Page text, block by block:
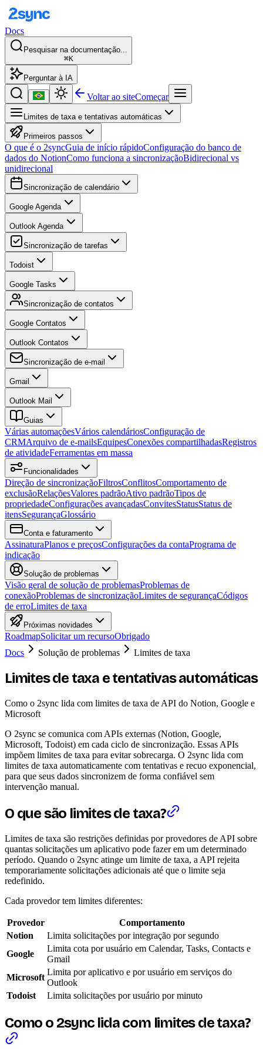
Docs
Pesquisar na documentação...
⌘K
Perguntar à IA
Voltar ao siteComeçar
Limites de taxa e tentativas automáticas
Primeiros passos
O que é o 2syncGuia de início rápidoConfiguração do banco de
dados do NotionComo funciona a sincronizaçãoBidirecional vs
unidirecional
Sincronização de calendário
Google Agenda
Outlook Agenda
Sincronização de tarefas
Todoist
Google Tasks
Sincronização de contatos
Google Contatos
Outlook Contatos
Sincronização de e-mail
Gmail
Outlook Mail
Guias
Várias automaçõesVários calendáriosConfiguração de
CRMArquivo de e-mailsEquipesConexões compartilhadasRegistros
de atividadeFerramentas em massa
Funcionalidades
Direção de sincronizaçãoFiltrosConflitosComportamento de
exclusãoRelaçõesValores padrãoAtivo padrãoTipos de
propriedadeConfigurações avançadasConvitesStatusStatus de
itensSegurançaGlossário
Conta e faturamento
AssinaturaPlanos e preçosConfigurações da contaPrograma de
indicação
Solução de problemas
Visão geral de solução de problemasProblemas de
conexãoProblemas de sincronizaçãoLimites de segurançaCódigos
de erroLimites de taxa
Próximas novidades
RoadmapSolicitar um recursoObrigado
Docs
Solução de problemas Limites de taxa
Limites de taxa e tentativas automáticas
Como o 2sync lida com limites de taxa de API do Notion, Google e
Microsoft
O 2sync se comunica com APIs externas (Notion, Google,
Microsoft, Todoist) em cada ciclo de sincronização. Essas APIs
impõem limites de taxa para evitar sobrecarga. O 2sync lida com
limites de taxa automaticamente com tentativas e recuo exponencial,
para que seus dados sincronizem de forma confiável sem
intervenção manual.
O que são limites de taxa?
Limites de taxa são restrições definidas por provedores de API sobre
quantas solicitações um aplicativo pode fazer em um determinado
período. Quando o 2sync atinge um limite de taxa, a API rejeita
temporariamente solicitações adicionais até que o limite seja
redefinido.
Cada provedor tem limites diferentes:
Provedor
Comportamento
Notion
Limita solicitações por integração por segundo
Google
Limita cota por usuário em Calendar, Tasks, Contacts e
Gmail
Microsoft
Limita por aplicativo e por usuário em serviços do
Outlook
Todoist
Limita solicitações por usuário por minuto
Como o 2sync lida com limites de taxa?